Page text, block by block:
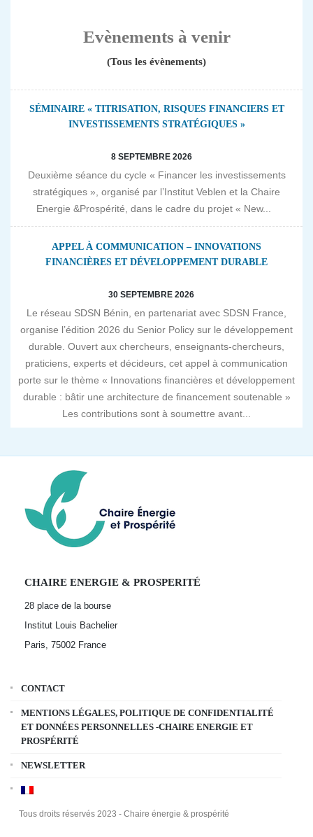
Evènements à venir
(Tous les évènements)
SÉMINAIRE « TITRISATION, RISQUES FINANCIERS ET
INVESTISSEMENTS STRATÉGIQUES »
8 SEPTEMBRE 2026
Deuxième séance du cycle « Financer les investissements
stratégiques », organisé par l’Institut Veblen et la Chaire
Energie &Prospérité, dans le cadre du projet « New...
APPEL À COMMUNICATION – INNOVATIONS
FINANCIÈRES ET DÉVELOPPEMENT DURABLE
30 SEPTEMBRE 2026
Le réseau SDSN Bénin, en partenariat avec SDSN France,
organise l’édition 2026 du Senior Policy sur le développement
durable. Ouvert aux chercheurs, enseignants-chercheurs,
praticiens, experts et décideurs, cet appel à communication
porte sur le thème « Innovations financières et développement
durable : bâtir une architecture de financement soutenable »
Les contributions sont à soumettre avant...
CHAIRE ENERGIE & PROSPERITÉ
28 place de la bourse
Institut Louis Bachelier
Paris, 75002 France
CONTACT
MENTIONS LÉGALES, POLITIQUE DE CONFIDENTIALITÉ
ET DONNÉES PERSONNELLES -CHAIRE ENERGIE ET
PROSPÉRITÉ
NEWSLETTER
Tous droits réservés 2023 - Chaire énergie & prospérité